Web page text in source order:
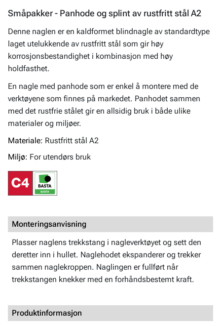
Småpakker - Panhode og splint av rustfritt stål A2
Denne naglen er en kaldformet blindnagle av standardtype
laget utelukkende av rustfritt stål som gir høy
korrosjonsbestandighet i kombinasjon med høy
holdfasthet.
En nagle med panhode som er enkel å montere med de
verktøyene som finnes på markedet. Panhodet sammen
med det rustfrie stålet gir en allsidig bruk i både ulike
materialer og miljøer.
Materiale: Rustfritt stål A2
Miljø: For utendørs bruk
Monteringsanvisning
Plasser naglens trekkstang i nagleverktøyet og sett den
deretter inn i hullet. Naglehodet ekspanderer og trekker
sammen naglekroppen. Naglingen er fullført når
trekkstangen knekker med en forhåndsbestemt kraft.
Produktinformasjon